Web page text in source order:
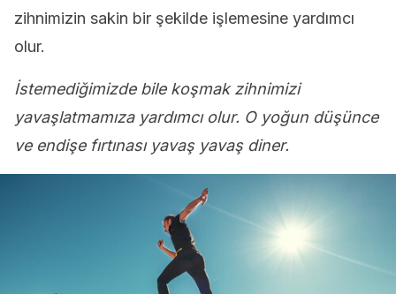
zihnimizin sakin bir şekilde işlemesine yardımcı
olur.
İstemediğimizde bile koşmak zihnimizi
yavaşlatmamıza yardımcı olur. O yoğun düşünce
ve endişe fırtınası yavaş yavaş diner.